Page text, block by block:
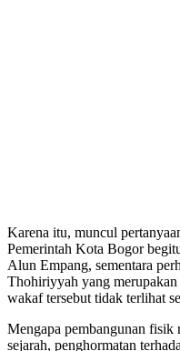
Karena itu, muncul
Pemerintah Kota Bogor
Alun Empang, sementara
Thohiriyyah yang merupakan
wakaf tersebut tidak terlihat
Mengapa pembangunan fisik
sejarah, penghormatan